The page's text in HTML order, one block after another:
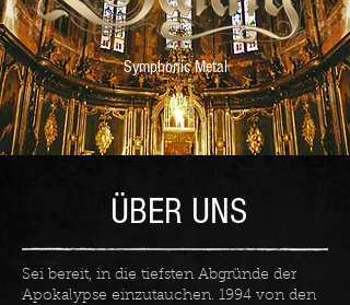
Symphonic Metal
ÜBER UNS
Sei bereit, in die tiefsten Abgründe der
Apokalypse einzutauchen. 1994 von den